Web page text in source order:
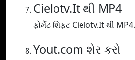
Cielotv.It થી MP4
ફોર્મેટ શિફ્ટ Cielotv.It થી MP4.
Yout.com શેર કરો